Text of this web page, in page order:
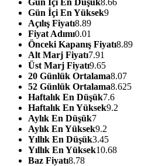
Gün İçi En Yüksek9
Açılış Fiyatı8.89
Fiyat Adımı0.01
Önceki Kapanış Fiyatı8.89
Alt Marj Fiyatı7.91
Üst Marj Fiyatı9.65
20 Günlük Ortalama8.07
52 Günlük Ortalama8.625
Haftalık En Düşük7.6
Haftalık En Yüksek9.2
Aylık En Düşük7
Aylık En Yüksek9.2
Yıllık En Düşük3.45
Yıllık En Yüksek10.68
Baz Fiyatı8.78